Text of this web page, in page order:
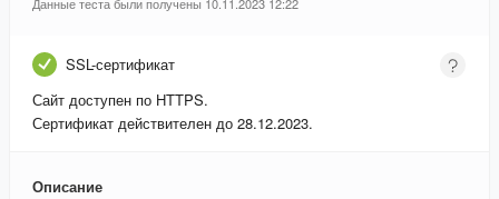
SSL-сертификат
Сайт доступен по HTTPS.
Сертификат действителен до 28.12.2023.
Описание